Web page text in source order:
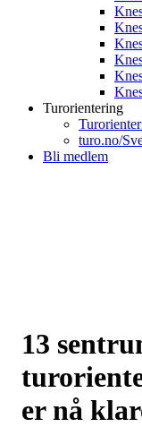
Turorientering
turo.no/
Bli medlem
13
er nå